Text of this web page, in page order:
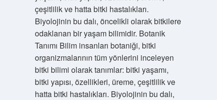
çeşitlilik ve hatta bitki hastalıkları.
Biyolojinin bu dalı, öncelikli olarak bitkilere
odaklanan bir yaşam bilimidir. Botanik
Tanımı Bilim insanları botaniği, bitki
organizmalarının tüm yönlerini inceleyen
bitki bilimi olarak tanımlar: bitki yaşamı,
bitki yapısı, özellikleri, üreme, çeşitlilik ve
hatta bitki hastalıkları. Biyolojinin bu dalı,